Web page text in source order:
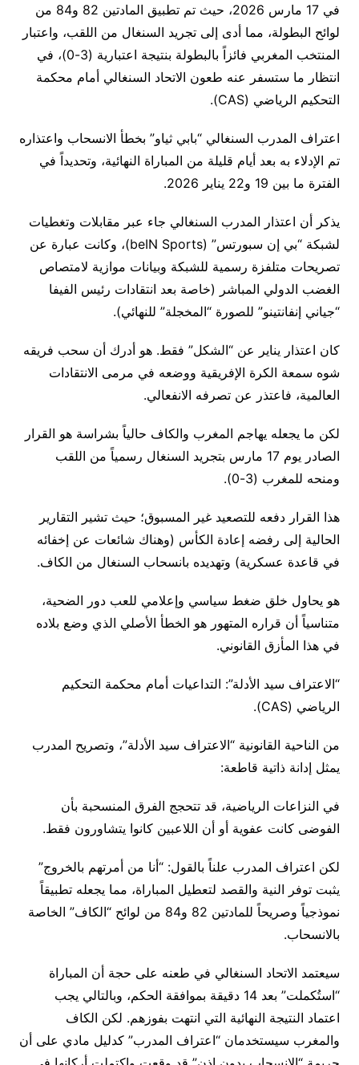
في 17 مارس 2026، حيث تم تطبيق المادتين 82 و84 من
لوائح البطولة، مما أدى إلى تجريد السنغال من اللقب، واعتبار
المنتخب المغربي فائزاً بالبطولة بنتيجة اعتبارية (3-0)، في
انتظار ما ستسفر عنه طعون الاتحاد السنغالي أمام محكمة
التحكيم الرياضي (CAS).
اعتراف المدرب السنغالي “بابي ثياو” بخطأ الانسحاب واعتذاره
تم الإدلاء به بعد أيام قليلة من المباراة النهائية، وتحديداً في
الفترة ما بين 19 و22 يناير 2026.
يذكر أن اعتذار المدرب السنغالي جاء عبر مقابلات وتغطيات
لشبكة “بي إن سبورتس” (beIN Sports)، وكانت عبارة عن
تصريحات متلفزة رسمية للشبكة وبيانات موازية لامتصاص
الغضب الدولي المباشر (خاصة بعد انتقادات رئيس الفيفا
“جياني إنفانتينو” للصورة “المخجلة” للنهائي).
كان اعتذار يناير عن “الشكل” فقط. هو أدرك أن سحب فريقه
شوه سمعة الكرة الإفريقية ووضعه في مرمى الانتقادات
العالمية، فاعتذر عن تصرفه الانفعالي.
لكن ما يجعله يهاجم المغرب والكاف حالياً بشراسة هو القرار
الصادر يوم 17 مارس بتجريد السنغال رسمياً من اللقب
ومنحه للمغرب (3-0).
هذا القرار دفعه للتصعيد غير المسبوق؛ حيث تشير التقارير
الحالية إلى رفضه إعادة الكأس (وهناك شائعات عن إخفائه
في قاعدة عسكرية) وتهديده بانسحاب السنغال من الكاف.
هو يحاول خلق ضغط سياسي وإعلامي للعب دور الضحية،
متناسياً أن قراره المتهور هو الخطأ الأصلي الذي وضع بلاده
في هذا المأزق القانوني.
“الاعتراف سيد الأدلة”: التداعيات أمام محكمة التحكيم
الرياضي (CAS).
من الناحية القانونية “الاعتراف سيد الأدلة”، وتصريح المدرب
يمثل إدانة ذاتية قاطعة:
في النزاعات الرياضية، قد تتحجج الفرق المنسحبة بأن
الفوضى كانت عفوية أو أن اللاعبين كانوا يتشاورون فقط.
لكن اعتراف المدرب علناً بالقول: “أنا من أمرتهم بالخروج”
يثبت توفر النية والقصد لتعطيل المباراة، مما يجعله تطبيقاً
نموذجياً وصريحاً للمادتين 82 و84 من لوائح “الكاف” الخاصة
بالانسحاب.
سيعتمد الاتحاد السنغالي في طعنه على حجة أن المباراة
“استُكملت” بعد 14 دقيقة بموافقة الحكم، وبالتالي يجب
اعتماد النتيجة النهائية التي انتهت بفوزهم. لكن الكاف
والمغرب سيستخدمان “اعتراف المدرب” كدليل مادي على أن